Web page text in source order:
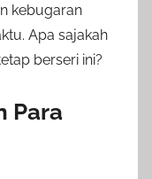
kebugaran
Apa sajakah
berseri ini?
Para